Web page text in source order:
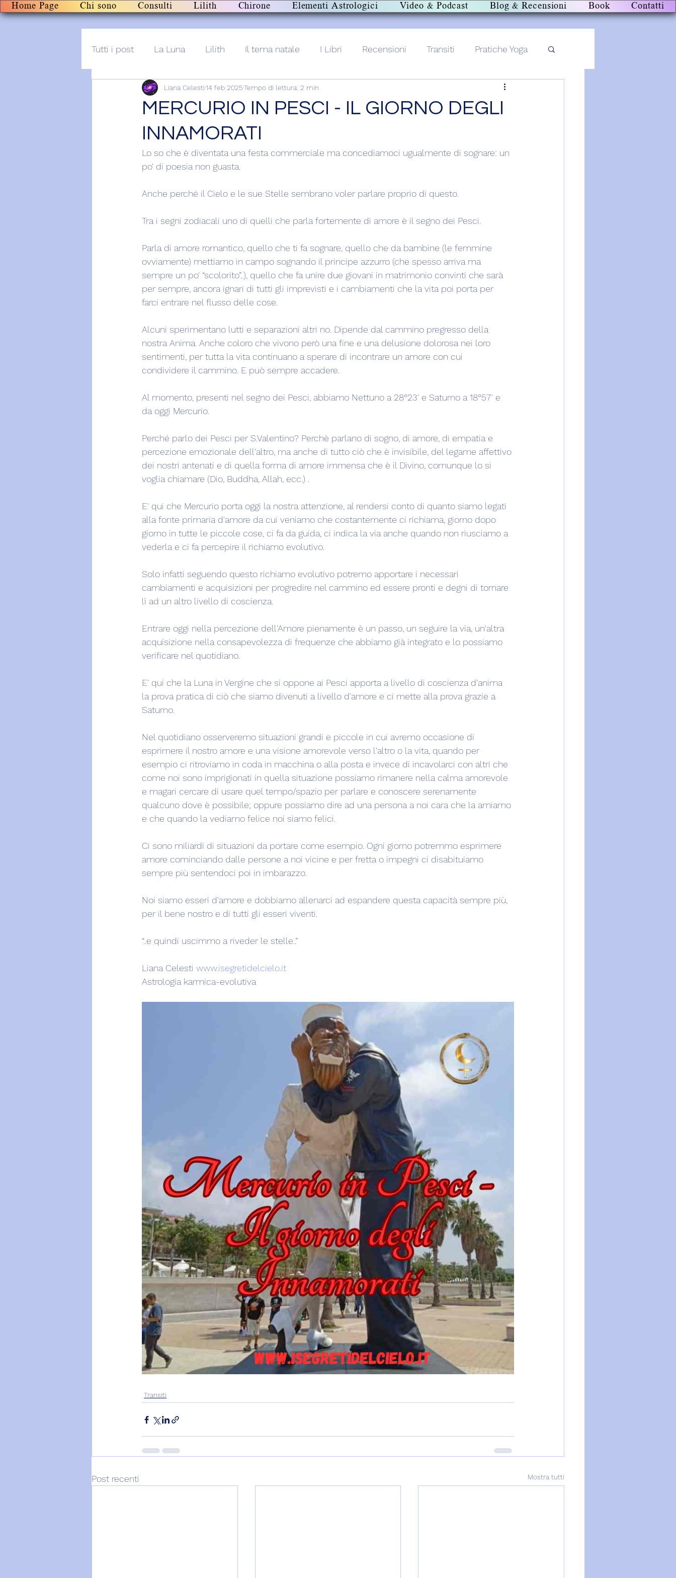
Home Page Chi sono Consulti Lilith Chirone Elementi Astrologici Video & Podcast Blog & Recensioni Book Contatti
Tutti i post La Luna Lilith Il tema natale I Libri Recensioni Transiti Pratiche Yoga
Post+audio Lilith+
MERCURIO IN PESCI - IL GIORNO DEGLI
INNAMORATI
Liana Celesti14 feb 2025Tempo di lettura: 2 min
Lo so che è diventata una festa commerciale ma concediamoci ugualmente di sognare: un
po' di poesia non guasta.
Anche perché il Cielo e le sue Stelle sembrano voler parlare proprio di questo.
Tra i segni zodiacali uno di quelli che parla fortemente di amore è il segno dei Pesci.
Parla di amore romantico, quello che ti fa sognare, quello che da bambine (le femmine
ovviamente) mettiamo in campo sognando il principe azzurro (che spesso arriva ma
sempre un po' “scolorito”..), quello che fa unire due giovani in matrimonio convinti che sarà
per sempre, ancora ignari di tutti gli imprevisti e i cambiamenti che la vita poi porta per
farci entrare nel flusso delle cose.
Alcuni sperimentano lutti e separazioni altri no. Dipende dal cammino pregresso della
nostra Anima. Anche coloro che vivono però una fine e una delusione dolorosa nei loro
sentimenti, per tutta la vita continuano a sperare di incontrare un amore con cui
condividere il cammino. E può sempre accadere.
Al momento, presenti nel segno dei Pesci, abbiamo Nettuno a 28°23' e Saturno a 18°57' e
da oggi Mercurio.
Perché parlo dei Pesci per S.Valentino? Perchè parlano di sogno, di amore, di empatia e
percezione emozionale dell'altro, ma anche di tutto ciò che è invisibile, del legame affettivo
dei nostri antenati e di quella forma di amore immensa che è il Divino, comunque lo si
voglia chiamare (Dio, Buddha, Allah, ecc.) .
E' qui che Mercurio porta oggi la nostra attenzione, al rendersi conto di quanto siamo legati
alla fonte primaria d'amore da cui veniamo che costantemente ci richiama, giorno dopo
giorno in tutte le piccole cose, ci fa da guida, ci indica la via anche quando non riusciamo a
vederla e ci fa percepire il richiamo evolutivo.
Solo infatti seguendo questo richiamo evolutivo potremo apportare i necessari
cambiamenti e acquisizioni per progredire nel cammino ed essere pronti e degni di tornare
lì ad un altro livello di coscienza.
Entrare oggi nella percezione dell'Amore pienamente è un passo, un seguire la via, un'altra
acquisizione nella consapevolezza di frequenze che abbiamo già integrato e lo possiamo
verificare nel quotidiano.
E' qui che la Luna in Vergine che si oppone ai Pesci apporta a livello di coscienza d'anima
la prova pratica di ciò che siamo divenuti a livello d'amore e ci mette alla prova grazie a
Saturno.
Nel quotidiano osserveremo situazioni grandi e piccole in cui avremo occasione di
esprimere il nostro amore e una visione amorevole verso l'altro o la vita, quando per
esempio ci ritroviamo in coda in macchina o alla posta e invece di incavolarci con altri che
come noi sono imprigionati in quella situazione possiamo rimanere nella calma amorevole
e magari cercare di usare quel tempo/spazio per parlare e conoscere serenamente
qualcuno dove è possibile; oppure possiamo dire ad una persona a noi cara che la amiamo
e che quando la vediamo felice noi siamo felici.
Ci sono miliardi di situazioni da portare come esempio. Ogni giorno potremmo esprimere
amore cominciando dalle persone a noi vicine e per fretta o impegni ci disabituiamo
sempre più sentendoci poi in imbarazzo.
Noi siamo esseri d'amore e dobbiamo allenarci ad espandere questa capacità sempre più,
per il bene nostro e di tutti gli esseri viventi.
“..e quindi uscimmo a riveder le stelle..”
Liana Celesti www.isegretidelcielo.it
Astrologia karmica-evolutiva
Transiti
Post recenti Mostra tutti